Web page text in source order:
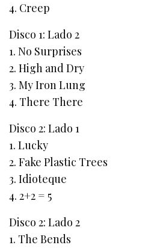
4. Creep
Disco 1: Lado 2
1. No Surprises
2. High and Dry
3. My Iron Lung
4. There There
Disco 2: Lado 1
1. Lucky
2. Fake Plastic Trees
3. Idioteque
4. 2+2 = 5
Disco 2: Lado 2
1. The Bends